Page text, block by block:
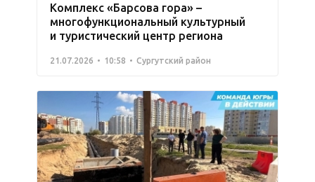
Комплекс «Барсова гора» –
многофункциональный культурный
и туристический центр региона
21.07.2026 10:58 Сургутский район